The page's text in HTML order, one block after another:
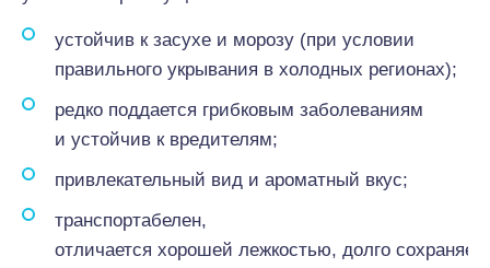
устойчив к засухе и морозу (при условии
правильного укрывания в холодных регионах);
редко поддается грибковым заболеваниям
и устойчив к вредителям;
привлекательный вид и ароматный вкус;
транспортабелен,
отличается хорошей лежкостью, долго сохраняет